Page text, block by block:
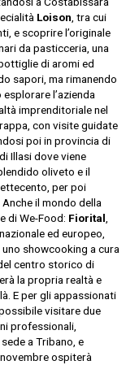
Loison, tra cui
e scoprire l’originale
da pasticceria, una
di aromi ed
sapori, ma rimanendo
l’azienda
imprenditoriale nel
con visite guidate
poi in provincia di
Illasi dove viene
oliveto e il
per poi
il mondo della
di We-Food: Fiorital,
ed europeo,
showcooking a cura
centro storico di
la propria realtà e
E per gli appassionati
visitare due
professionali,
a Tribano, e
ospiterà